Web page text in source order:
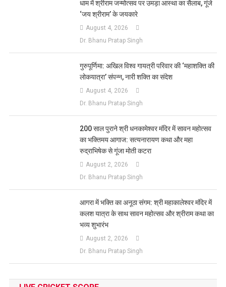
धाम में श्रीराम जन्मोत्सव पर उमड़ा आस्था का सैलाब, गूंजे
‘जय श्रीराम’ के जयकारे
August 4, 2026
Dr. Bhanu Pratap Singh
गुरुपूर्णिमा: अखिल विश्व गायत्री परिवार की ‘महाशक्ति की
लोकयात्रा’ संपन्न, नारी शक्ति का संदेश
August 4, 2026
Dr. Bhanu Pratap Singh
200 साल पुराने श्री धनकामेश्वर मंदिर में सावन महोत्सव
का भक्तिमय आगाज: सत्यनारायण कथा और महा
रुद्राभिषेक से गूंजा मोती कटरा
August 2, 2026
Dr. Bhanu Pratap Singh
आगरा में भक्ति का अनूठा संगम: श्री महाकालेश्वर मंदिर में
कलश यात्रा के साथ सावन महोत्सव और श्रीराम कथा का
भव्य शुभारंभ
August 2, 2026
Dr. Bhanu Pratap Singh